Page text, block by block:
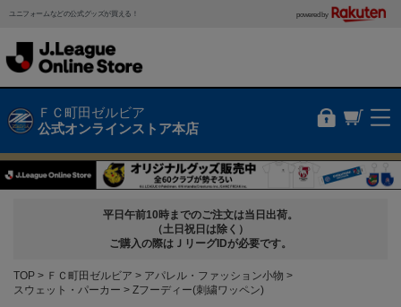
ユニフォームなどの公式グッズが買える！ powered by
ＦＣ町田ゼルビア
公式オンラインストア本店
平日午前10時までのご注文は当日出荷。
（土日祝日は除く）
ご購入の際はＪリーグIDが必要です。
TOP ＦＣ町田ゼルビア
アパレル・ファッション小物
スウェット・パーカー
Zフーディー(刺繍ワッペン)